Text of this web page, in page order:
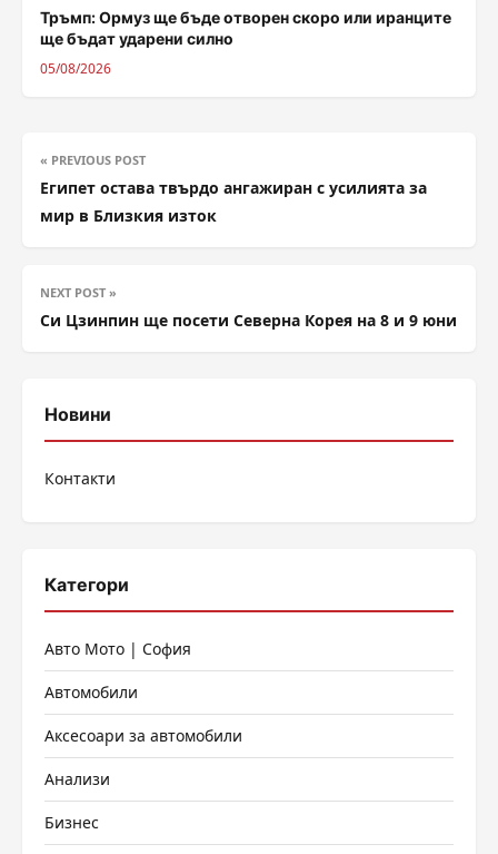
Тръмп: Ормуз ще бъде отворен скоро или иранците
ще бъдат ударени силно
05/08/2026
« PREVIOUS POST
Египет остава твърдо ангажиран с усилията за
мир в Близкия изток
NEXT POST »
Си Цзинпин ще посети Северна Корея на 8 и 9 юни
Новини
Контакти
Категори
Авто Мото | София
Автомобили
Аксесоари за автомобили
Анализи
Бизнес